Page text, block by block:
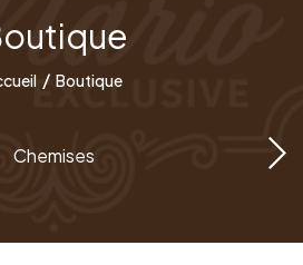
Boutique
Chemises